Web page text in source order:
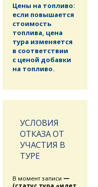
Цены на топливо:
если повышается
стоимость
топлива, цена
тура изменяется
в соответствии
с ценой добавки
на топливо.
УСЛОВИЯ
ОТКАЗА ОТ
УЧАСТИЯ В
ТУРЕ
В момент записи —